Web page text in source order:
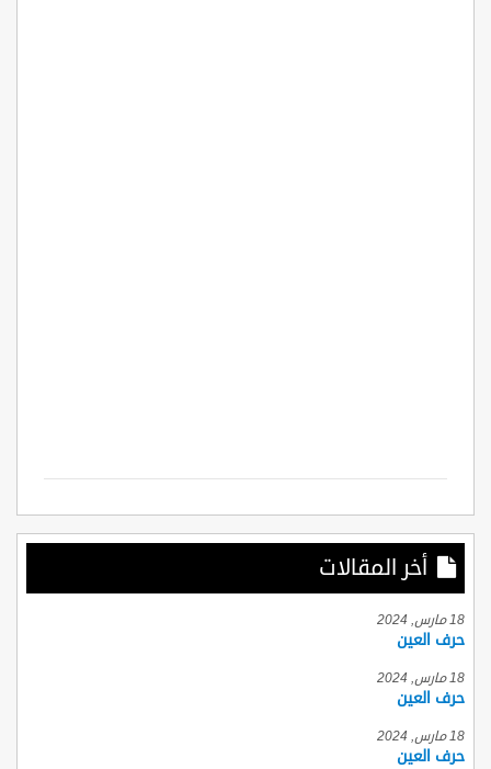
أخر المقالات
18 مارس, 2024
حرف العين
18 مارس, 2024
حرف العين
18 مارس, 2024
حرف العين